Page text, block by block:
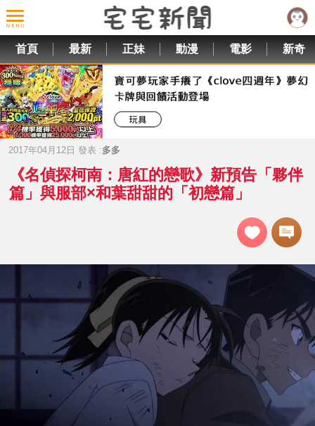
首頁 最新 正妹 動漫 電影 新奇
2017年04月12日 發表 :多多
《名偵探柯南：唐紅的戀歌》新預告「夥伴
篇」與服部×和葉甜甜的「初戀篇」